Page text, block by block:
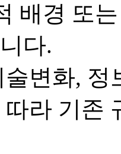
배경 또
다.
변화,
라 기존